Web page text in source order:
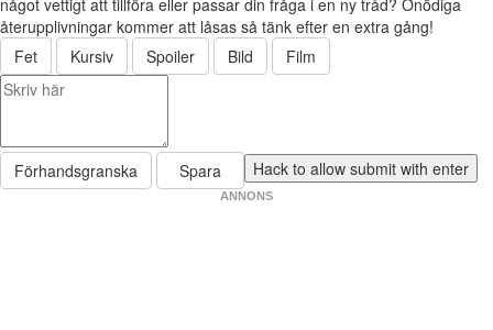
återupplivningar kommer att låsas så tänk efter en extra gång!
Fet
Kursiv Spoiler Bild Film
Förhandsgranska Spara
ANNONS